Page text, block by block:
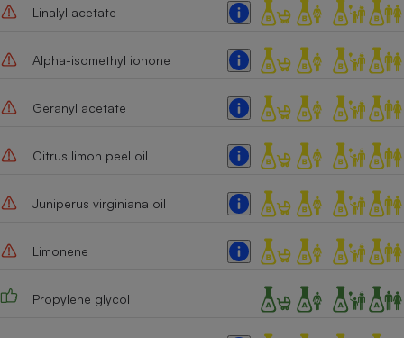
Linalyl acetate
Alpha-isomethyl ionone
Geranyl acetate
Citrus limon peel oil
Juniperus virginiana oil
Limonene
Propylene glycol